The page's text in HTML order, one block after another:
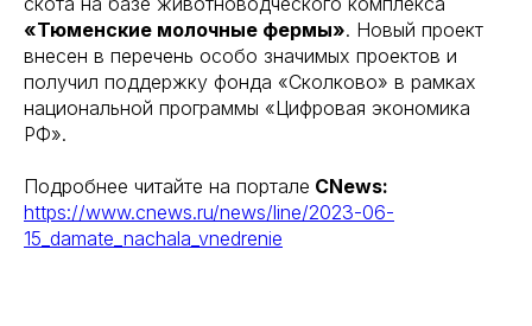
«Тюменские молочные фермы». Новый проект
внесен в перечень особо значимых проектов и
получил поддержку фонда «Сколково» в рамках
национальной программы «Цифровая экономика
РФ».
Подробнее читайте на портале СNews:
https://www.cnews.ru/news/line/2023-06-
15_damate_nachala_vnedrenie